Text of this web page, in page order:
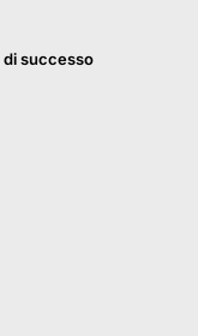
di successo